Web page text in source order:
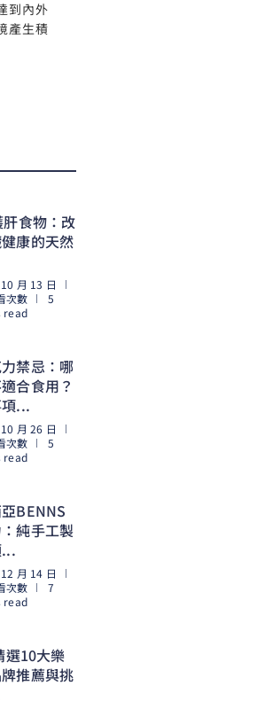
到內外
產生積
食物：改
康的天然
月 13 日
次數
5
read
禁忌：哪
合食用？
...
月 26 日
次數
5
read
BENNS
純手工製
月 14 日
次數
7
read
選10大樂
推薦與挑